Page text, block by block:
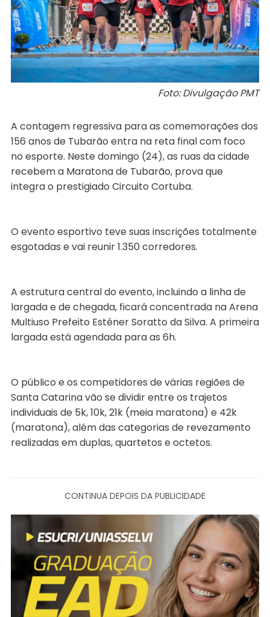
Foto: Divulgação PMT
A contagem regressiva para as comemorações dos
156 anos de Tubarão entra na reta final com foco
no esporte. Neste domingo (24), as ruas da cidade
recebem a Maratona de Tubarão, prova que
integra o prestigiado Circuito Cortuba.
O evento esportivo teve suas inscrições totalmente
esgotadas e vai reunir 1.350 corredores.
A estrutura central do evento, incluindo a linha de
largada e de chegada, ficará concentrada na Arena
Multiuso Prefeito Estêner Soratto da Silva. A primeira
largada está agendada para as 6h.
O público e os competidores de várias regiões de
Santa Catarina vão se dividir entre os trajetos
individuais de 5k, 10k, 21k (meia maratona) e 42k
(maratona), além das categorias de revezamento
realizadas em duplas, quartetos e octetos.
CONTINUA DEPOIS DA PUBLICIDADE